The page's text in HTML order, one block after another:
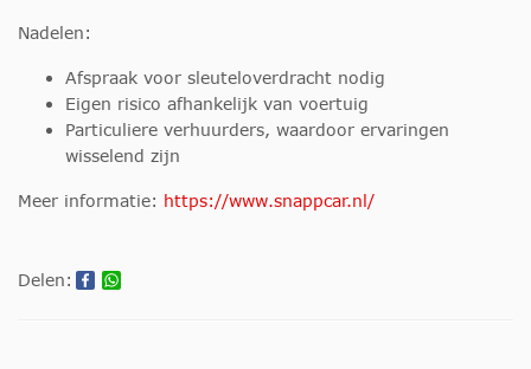
Nadelen:
Afspraak voor sleuteloverdracht nodig
Eigen risico afhankelijk van voertuig
Particuliere verhuurders, waardoor ervaringen
wisselend zijn
Meer informatie: https://www.snappcar.nl/
Delen: